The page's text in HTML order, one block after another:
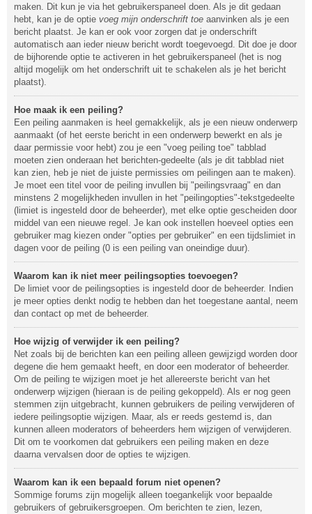
maken. Dit kun je via het gebruikerspaneel doen. Als je dit gedaan
hebt, kan je de optie voeg mijn onderschrift toe aanvinken als je een
bericht plaatst. Je kan er ook voor zorgen dat je onderschrift
automatisch aan ieder nieuw bericht wordt toegevoegd. Dit doe je door
de bijhorende optie te activeren in het gebruikerspaneel (het is nog
altijd mogelijk om het onderschrift uit te schakelen als je het bericht
plaatst).
Hoe maak ik een peiling?
Een peiling aanmaken is heel gemakkelijk, als je een nieuw onderwerp
aanmaakt (of het eerste bericht in een onderwerp bewerkt en als je
daar permissie voor hebt) zou je een "voeg peiling toe" tabblad
moeten zien onderaan het berichten-gedeelte (als je dit tabblad niet
kan zien, heb je niet de juiste permissies om peilingen aan te maken).
Je moet een titel voor de peiling invullen bij "peilingsvraag" en dan
minstens 2 mogelijkheden invullen in het "peilingopties"-tekstgedeelte
(limiet is ingesteld door de beheerder), met elke optie gescheiden door
middel van een nieuwe regel. Je kan ook instellen hoeveel opties een
gebruiker mag kiezen onder "opties per gebruiker" en een tijdslimiet in
dagen voor de peiling (0 is een peiling van oneindige duur).
Waarom kan ik niet meer peilingsopties toevoegen?
De limiet voor de peilingsopties is ingesteld door de beheerder. Indien
je meer opties denkt nodig te hebben dan het toegestane aantal, neem
dan contact op met de beheerder.
Hoe wijzig of verwijder ik een peiling?
Net zoals bij de berichten kan een peiling alleen gewijzigd worden door
degene die hem gemaakt heeft, en door een moderator of beheerder.
Om de peiling te wijzigen moet je het allereerste bericht van het
onderwerp wijzigen (hieraan is de peiling gekoppeld). Als er nog geen
stemmen zijn uitgebracht, kunnen gebruikers de peiling verwijderen of
iedere peilingsoptie wijzigen. Maar, als er reeds gestemd is, dan
kunnen alleen moderators of beheerders hem wijzigen of verwijderen.
Dit om te voorkomen dat gebruikers een peiling maken en deze
daarna vervalsen door de opties te wijzigen.
Waarom kan ik een bepaald forum niet openen?
Sommige forums zijn mogelijk alleen toegankelijk voor bepaalde
gebruikers of gebruikersgroepen. Om berichten te zien, lezen,